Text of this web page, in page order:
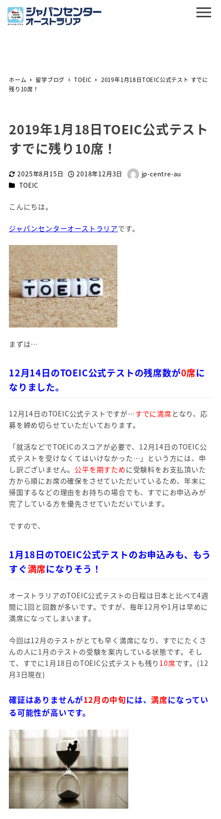
ホーム 留学ブログ TOEIC
2019年1月18日TOEIC公式テスト すでに
残り10席！
2019年1月18日TOEIC公式テスト
すでに残り10席！
更新日2025年8月15日 投稿日2018年12月3日
著
jp-centre-au
カテゴリー
TOEIC
こんにちは。
ジャパンセンターオーストラリアです。
まずは…
12月14日のTOEIC公式テストの残席数が0席に
なりました。
12月14日のTOEIC公式テストですが…すでに満席 となり、応
募を締め切らせていただいております。
「就活などでTOEICのスコアが必要で、12月14日のTOEIC公
式テストを受けなくてはいけなかった…」という方には、申
し訳ございません。 公平を期すために受験料をお支払頂いた
方から順にお席の確保をさせていただいているため、年末に
帰国するなどの理由をお持ちの場合でも、すでにお申込みが
完了している方を優先させていただいています。
ですので、
1月18日のTOEIC公式テストのお申込みも、もう
すぐ満席になりそう！
オーストラリアのTOEIC公式テストの日程は日本と比べて4週
間に1回と回数が多いです。ですが、毎年12月や1月は早めに
満席になってしまいます。
今回は12月のテストがとても早く満席になり、すでにたくさ
んの人に1月のテストの受験を案内している状態です。そし
て、すでに1月18日のTOEIC公式テストも残り 10席です。(12
月3日現在)
確証はありませんが12月の中旬には、満席になってい
る可能性が高いです。